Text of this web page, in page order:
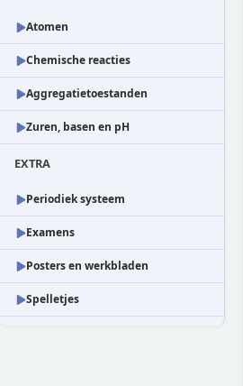
Atomen
Chemische reacties
Aggregatietoestanden
Zuren, basen en pH
EXTRA
Periodiek systeem
Examens
Posters en werkbladen
Spelletjes